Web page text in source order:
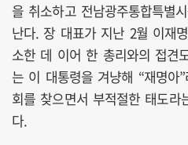
을 취소하고 전남광주통합특별
난다. 장 대표가 지난 2월 이재
소한 데 이어 한 총리와의 접견
는 이 대통령을 겨냥해 “재명아
회를 찾으면서 부적절한 태도라
다.